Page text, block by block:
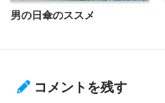
男の日傘のススメ
コメントを残す